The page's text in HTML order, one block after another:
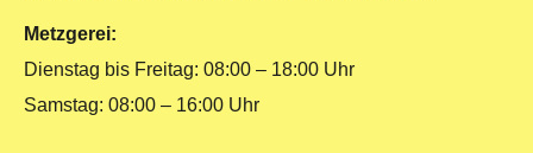
Metzgerei:
Dienstag bis Freitag: 08:00 – 18:00 Uhr
Samstag: 08:00 – 16:00 Uhr